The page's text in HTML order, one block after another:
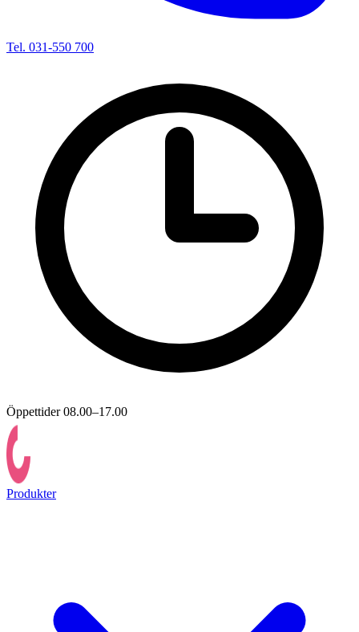
Tel. 031-550 700
Öppettider 08.00–17.00
Produkter